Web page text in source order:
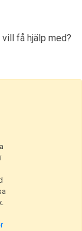
få hjälp med?
parallellt
Helt